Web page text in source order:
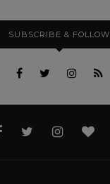
SUBSCRIBE & FOLLOW